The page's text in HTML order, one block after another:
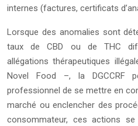
internes (factures, certificats
Lorsque des anomalies sont
taux de CBD ou de THC
allégations thérapeutiques
Novel Food –, la DGCCRF
professionnel de se mettre en
marché ou enclencher des
consommateur, ces actions